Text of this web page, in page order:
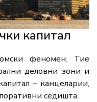
капитал
феномен. Тие
деловни зони и
– канцеларии,
седишта.